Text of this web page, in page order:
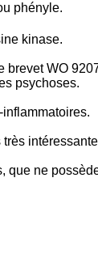
phényle.
kinase.
brevet WO
psychoses.
que ne